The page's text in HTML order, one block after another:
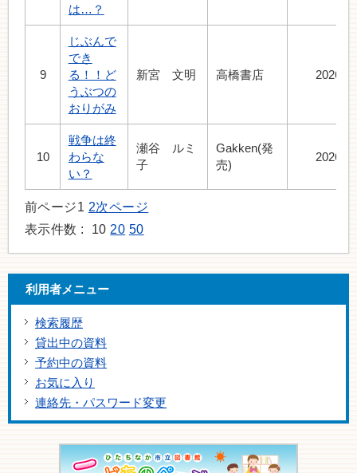
は…？
9
じぶんで
でき
る！！ど
うぶつの
おりがみ
新宮 文明 高橋書店 2026.4
10
戦争は終
わらな
い？
瀬谷 ルミ
子
Gakken(発
売)
2026.8
前ページ1 2次ページ
表示件数 : 10 20 50
利用者メニュー
検索履歴
貸出中の資料
予約中の資料
お気に入り
連絡先・パスワード変更